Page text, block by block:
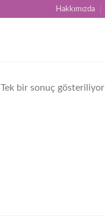
Hakkımızda
Tek bir sonuç gösteriliyor